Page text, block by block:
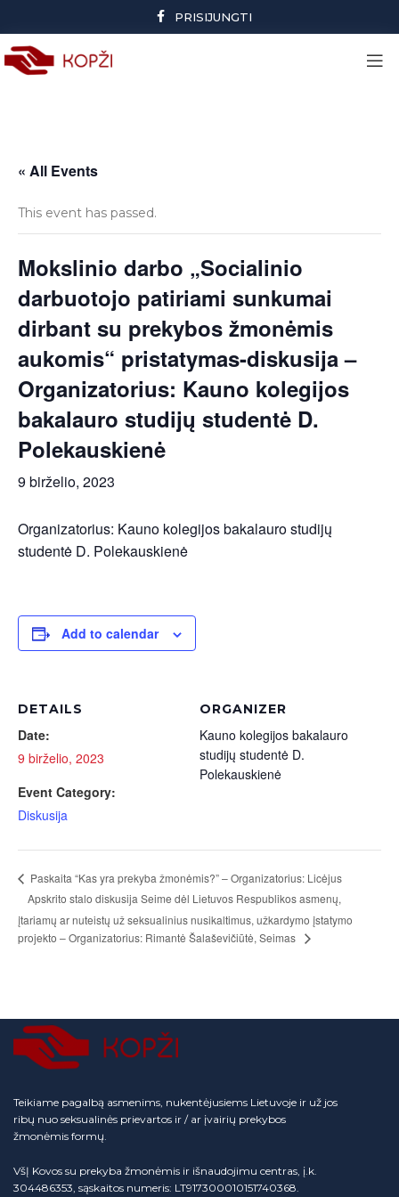
PRISIJUNGTI
« All Events
This event has passed.
Mokslinio darbo „Socialinio
darbuotojo patiriami sunkumai
dirbant su prekybos žmonėmis
aukomis“ pristatymas-diskusija –
Organizatorius: Kauno kolegijos
bakalauro studijų studentė D.
Polekauskienė
9 birželio, 2023
Organizatorius: Kauno kolegijosbakalaurostudijų
studentė D. Polekauskienė
Add to calendar
DETAILS
Date:
9 birželio, 2023
Event Category:
Diskusija
ORGANIZER
Kauno kolegijos bakalauro
studijų studentė D.
Polekauskienė
Paskaita “Kas yra prekyba žmonėmis?” – Organizatorius: Licėjus
Apskrito stalo diskusija Seime dėl Lietuvos Respublikos asmenų,
įtariamų ar nuteistų už seksualinius nusikaltimus, užkardymo įstatymo
projekto – Organizatorius: Rimantė Šalaševičiūtė, Seimas
Teikiame pagalbą asmenims, nukentėjusiems Lietuvoje ir už jos
ribų nuo seksualinės prievartos ir / ar įvairių prekybos
žmonėmis formų.
VšĮ Kovos su prekyba žmonėmis ir išnaudojimu centras, į.k.
304486353, sąskaitos numeris: LT917300010151740368.